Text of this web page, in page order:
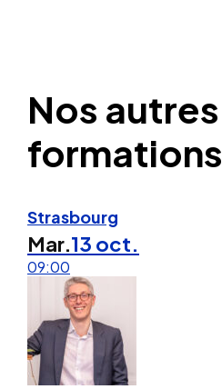
Nos autres
formations
Strasbourg
Mar.13 oct.
09:00